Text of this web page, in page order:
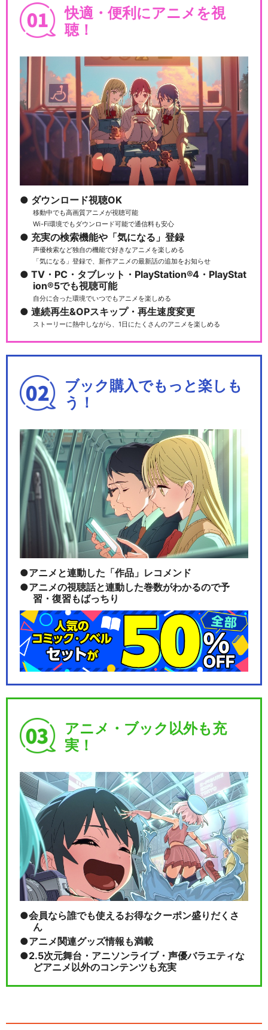
快適・便利にアニメを視
聴！
ダウンロード視聴OK
移動中でも高画質アニメが視聴可能
Wi-Fi環境でもダウンロード可能で通信料も安心
充実の検索機能や「気になる」登録
声優検索など独自の機能で好きなアニメを楽しめる
「気になる」登録で、新作アニメの最新話の追加をお知らせ
TV・PC・タブレット・PlayStation®4・PlayStat
ion®5でも視聴可能
自分に合った環境でいつでもアニメを楽しめる
連続再生&OPスキップ・再生速度変更
ストーリーに熱中しながら、1日にたくさんのアニメを楽しめる
ブック購入でもっと楽しも
う！
アニメと連動した「作品」レコメンド
アニメの視聴話と連動した巻数がわかるので予
習・復習もばっちり
アニメ・ブック以外も充
実！
会員なら誰でも使えるお得なクーポン盛りだくさ
ん
アニメ関連グッズ情報も満載
2.5次元舞台・アニソンライブ・声優バラエティな
どアニメ以外のコンテンツも充実